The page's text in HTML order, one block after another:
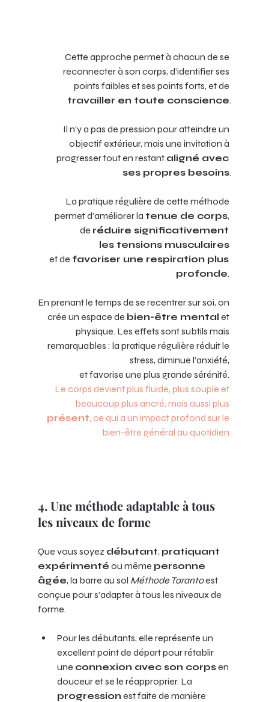
Cette approche permet à chacun de se
reconnecter à son corps, d’identifier ses
points faibles et ses points forts, et de
travailler en toute conscience.
objectif extérieur, mais une invitation à
progresser tout en restant aligné avec
ses propres besoins.
La pratique régulière de cette méthode
permet d’améliorer la tenue de corps,
de réduire significativement
les tensions musculaires
et de favoriser une respiration plus
profonde.
En prenant le temps de se recentrer sur soi, on
crée un espace de bien-être mental et
physique. Les effets sont subtils mais
remarquables : la pratique régulière réduit le
stress, diminue l’anxiété,
et favorise une plus grande sérénité.
Le corps devient plus fluide, plus souple et
beaucoup plus ancré, mais aussi plus
présent, ce qui a un impact profond sur le
bien-être général au quotidien.
4. Une méthode adaptable à tous
les niveaux de forme
Que vous soyez débutant, pratiquant
expérimenté ou même personne
âgée, la barre au sol Méthode Taranto est
conçue pour s’adapter à tous les niveaux de
forme.
Pour les débutants, elle représente un
excellent point de départ pour rétablir
une connexion avec son corps en
douceur et se le réapproprier. La
progression est faite de manière